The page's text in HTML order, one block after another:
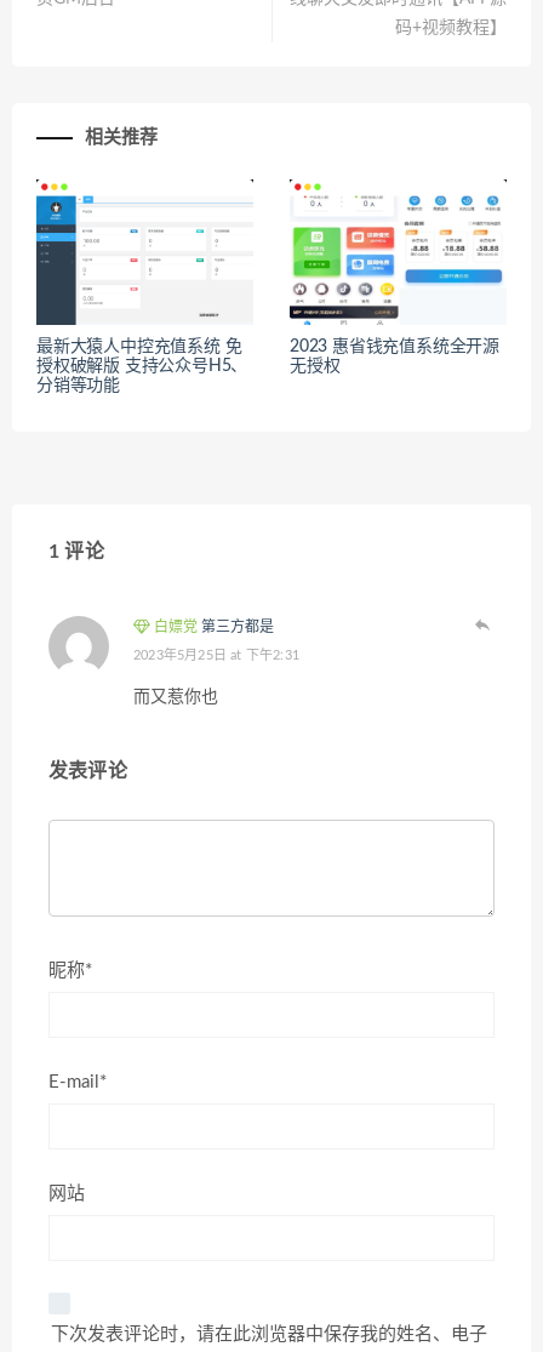
码+视频教程】
相关推荐
最新大猿人中控充值系统 免
授权破解版 支持公众号H5、
分销等功能
2023 惠省钱充值系统全开源
无授权
1 评论
白嫖党 第三方都是
2023年5月25日 at 下午2:31
而又惹你也
发表评论
昵称*
E-mail*
网站
下次发表评论时，请在此浏览器中保存我的姓名、电子